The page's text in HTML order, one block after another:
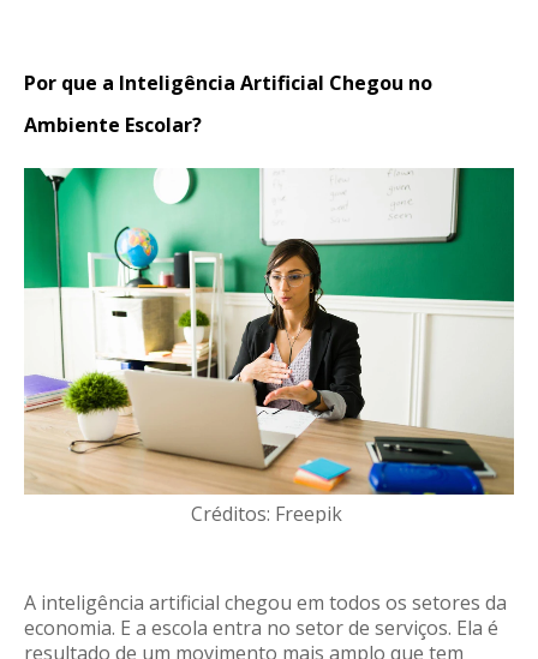
Por que a Inteligência Artificial Chegou no
Ambiente Escolar?
Créditos: Freepik
A inteligência artificial chegou em todos os setores da
economia. E a escola entra no setor de serviços. Ela é
resultado de um movimento mais amplo que tem